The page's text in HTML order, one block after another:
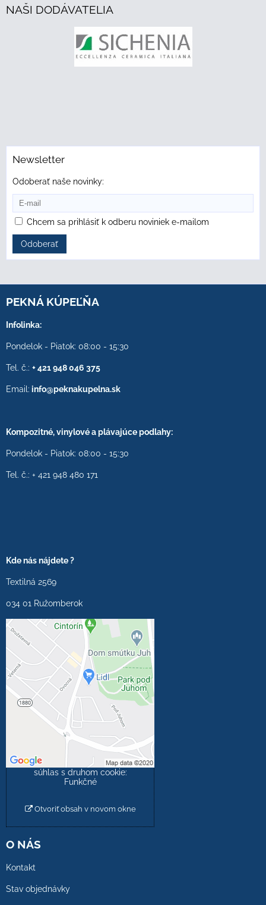
NAŠI DODÁVATELIA
Newsletter
Odoberať naše novinky:
Chcem sa prihlásiť k odberu noviniek e-mailom
Odoberať
PEKNÁ KÚPEĽŇA
Infolinka:
Pondelok - Piatok: 08:00 - 15:30
Tel. č.: + 421 948 046 375
Email: info@peknakupelna.sk
Kompozitné, vinylové a plávajúce podlahy:
Pondelok - Piatok: 08:00 - 15:30
Tel. č.: + 421 948 480 171
Kde nás nájdete ?
Textilná 2569
034 01 Ružomberok
Externý obsah je
blokovaný Voľbami
súkromia
Prajete si načítať externý
obsah?
Povoliť tentokrát
Povoliť a zapamätať -
súhlas s druhom cookie:
Funkčné
Otvoriť obsah v novom okne
O NÁS
Kontakt
Stav objednávky